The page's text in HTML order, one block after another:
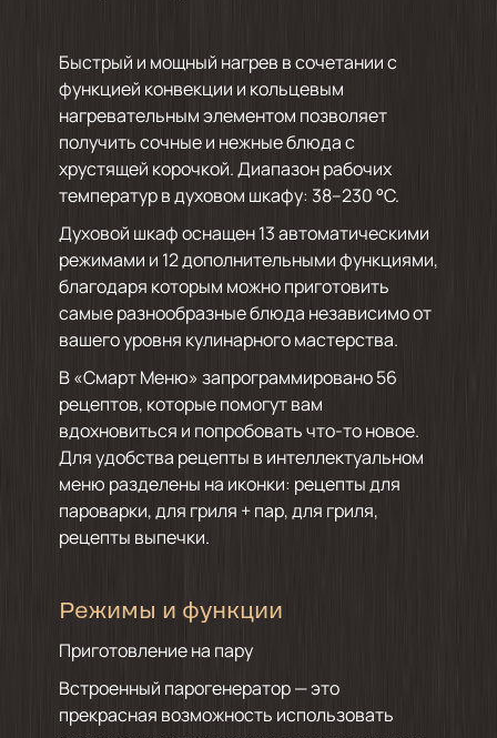
Быстрый и мощный нагрев в сочетании с
функцией конвекции и кольцевым
нагревательным элементом позволяет
получить сочные и нежные блюда с
хрустящей корочкой. Диапазон рабочих
температур в духовом шкафу: 38–230 °C.
Духовой шкаф оснащен 13 автоматическими
режимами и 12 дополнительными функциями,
благодаря которым можно приготовить
самые разнообразные блюда независимо от
вашего уровня кулинарного мастерства.
В «Смарт Меню» запрограммировано 56
рецептов, которые помогут вам
вдохновиться и попробовать что-то новое.
Для удобства рецепты в интеллектуальном
меню разделены на иконки: рецепты для
пароварки, для гриля + пар, для гриля,
рецепты выпечки.
Режимы и функции
Приготовление на пару
Встроенный парогенератор — это
прекрасная возможность использовать